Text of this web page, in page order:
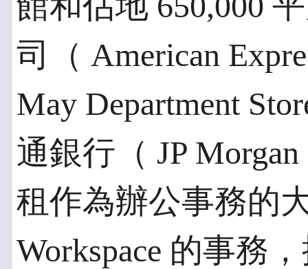
司（ American
May Department
通銀行（ JP
租作為辦公事務的
Workspace 的事務